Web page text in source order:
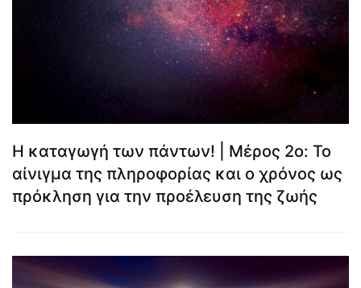
Η καταγωγή των πάντων! | Μέρος 2ο: Το
αίνιγμα της πληροφορίας και ο χρόνος ως
πρόκληση για την προέλευση της ζωής